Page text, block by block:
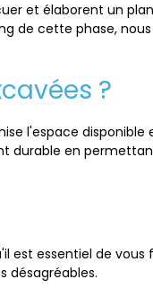
et élaborent un
de cette phase, nous
?
l'espace disponible
durable en
est essentiel de
désagréables.